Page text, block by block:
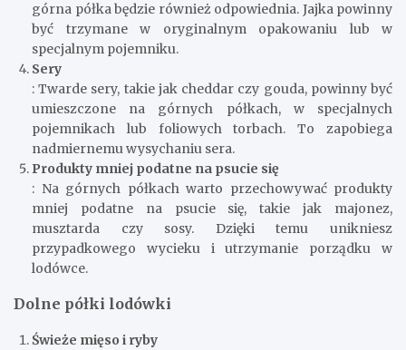
górna półka będzie również odpowiednia. Jajka powinny
być trzymane w oryginalnym opakowaniu lub w
specjalnym pojemniku.
Sery
: Twarde sery, takie jak cheddar czy gouda, powinny być
umieszczone na górnych półkach, w specjalnych
pojemnikach lub foliowych torbach. To zapobiega
nadmiernemu wysychaniu sera.
Produkty mniej podatne na psucie się
: Na górnych półkach warto przechowywać produkty
mniej podatne na psucie się, takie jak majonez,
musztarda czy sosy. Dzięki temu unikniesz
przypadkowego wycieku i utrzymanie porządku w
lodówce.
Dolne półki lodówki
Świeże mięso i ryby